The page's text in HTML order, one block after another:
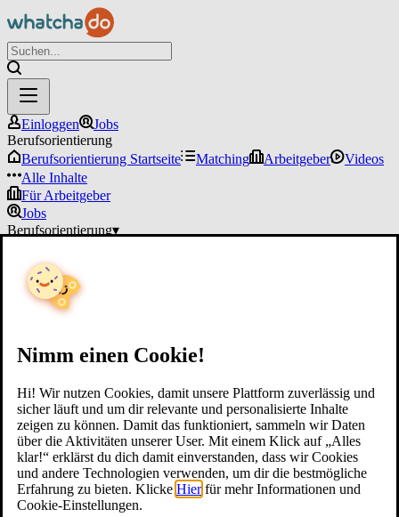
Nimm einen Cookie!
Hi! Wir nutzen Cookies, damit unsere Plattform zuverlässig und
sicher läuft und um dir relevante und personalisierte Inhalte
zeigen zu können. Damit das funktioniert, sammeln wir Daten
über die Aktivitäten unserer User. Mit einem Klick auf „Alles
klar!“ erklärst du dich damit einverstanden, dass wir Cookies
und andere Technologien verwenden, um dir die bestmögliche
Erfahrung zu bieten. Klicke Hier für mehr Informationen und
Cookie-Einstellungen.
Einloggen
Jobs
Berufsorientierung
Berufsorientierung Startseite
Matching Arbeitgeber
Videos
Alle Inhalte
Für Arbeitgeber
Jobs
Berufsorientierung▾